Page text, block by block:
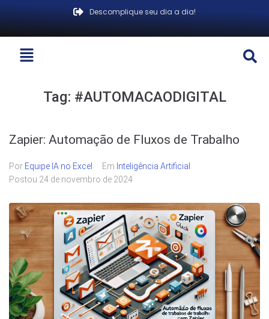
Descomplique seu dia a dia!
Tag: #AUTOMACAODIGITAL
Zapier: Automação de Fluxos de Trabalho
Por Equipe IA no Excel Em Inteligência Artificial
Postou 24 de novembro de 2024